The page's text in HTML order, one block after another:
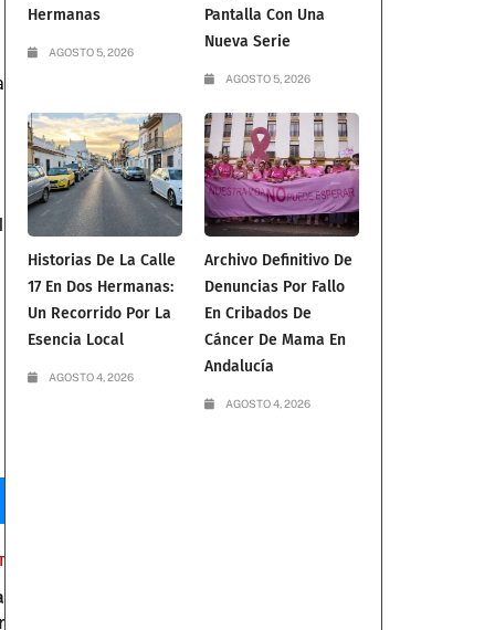
Hermanas
AGOSTO 5, 2026
Pantalla Con Una
Nueva Serie
AGOSTO 5, 2026
Historias De La Calle
17 En Dos Hermanas:
Un Recorrido Por La
Esencia Local
AGOSTO 4, 2026
Archivo Definitivo De
Denuncias Por Fallo
En Cribados De
Cáncer De Mama En
Andalucía
AGOSTO 4, 2026